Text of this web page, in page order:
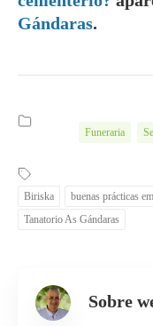
Gándaras.
Funeraria
Biriska buenas prácticas
Tanatorio As Gándaras
Sobre